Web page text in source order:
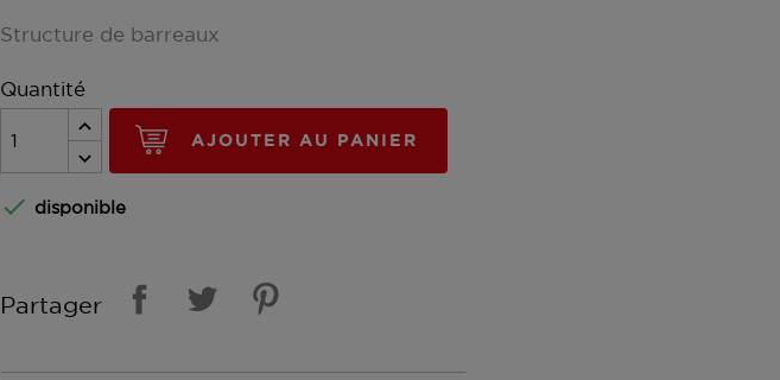
Structure de barreaux
Quantité
AJOUTER AU PANIER
 disponible
Partager